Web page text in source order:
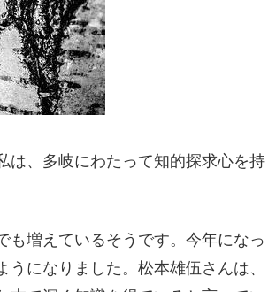
は、多岐にわたって知的探求心を持
も増えているそうです。今年になっ
になりました。松本雄伍さんは、